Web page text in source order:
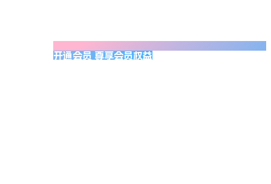
开通会员 尊享会员权益